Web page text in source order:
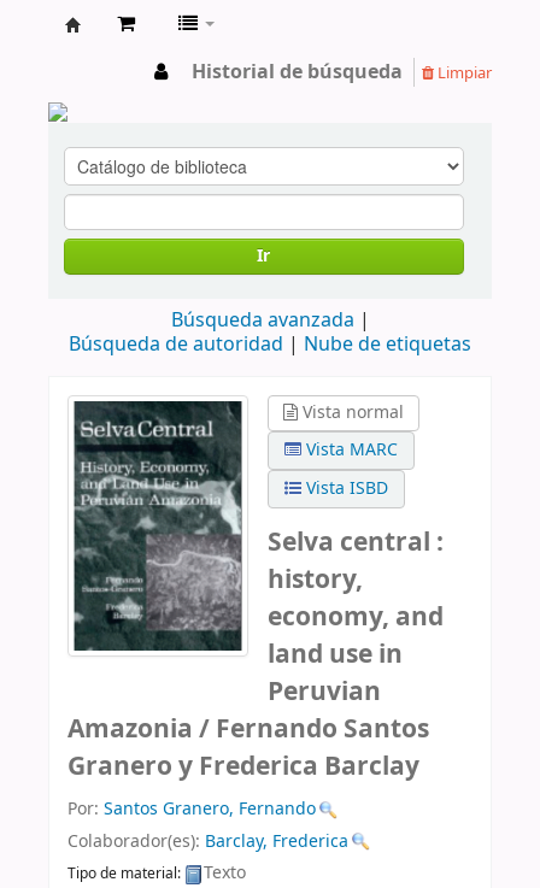
Historial de búsqueda Limpiar
Ir
Búsqueda avanzada
Búsqueda de autoridad
Nube de etiquetas
Vista normal
Vista MARC
Vista ISBD
Selva central :
history,
economy, and
land use in
Peruvian
Amazonia / Fernando Santos
Granero y Frederica Barclay
Por: Santos Granero, Fernando
Colaborador(es): Barclay, Frederica
Tipo de material: Texto